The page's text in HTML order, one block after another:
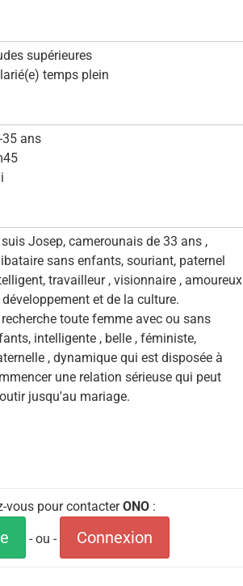
supérieures
temps plein
35 ans
Josep, camerounais de 33 ans ,
sans enfants, souriant, paternel
travailleur , visionnaire , amoureux
et de la culture.
toute femme avec ou sans
intelligente , belle , féministe,
, dynamique qui est disposée à
une relation sérieuse qui peut
jusqu'au mariage.
vous pour contacterONO:
- ou - Connexion